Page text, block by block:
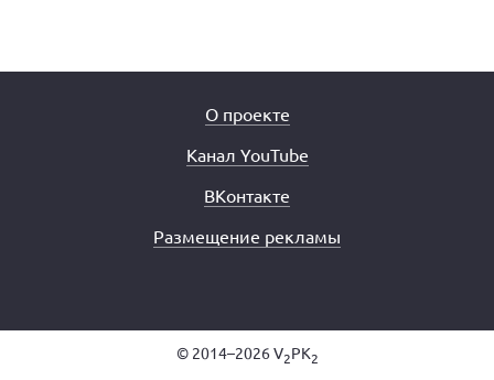
О проекте
Канал YouTube
ВКонтакте
Размещение рекламы
© 2014–2026 V2PK2